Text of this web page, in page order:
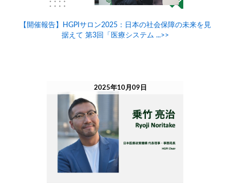
【開催報告】HGPIサロン2025：日本の社会保障の未来を見
据えて 第3回「医療システム ...>>
2025年10月09日